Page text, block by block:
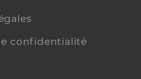
confidentialité